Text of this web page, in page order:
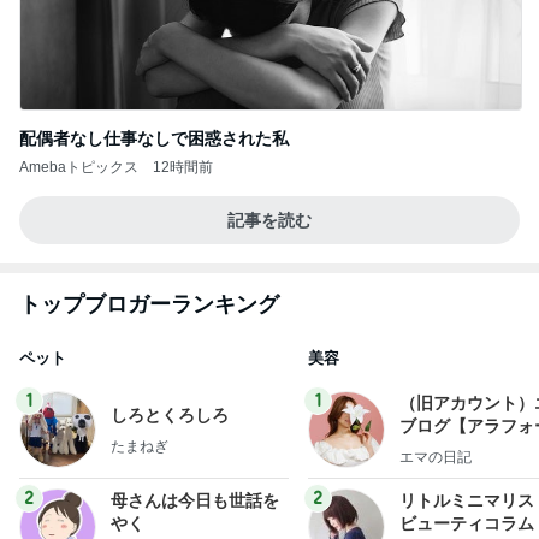
配偶者なし仕事なしで困惑された私
Amebaトピックス 12時間前
記事を読む
トップブロガーランキング
ペット
1
しろとくろしろ
たまねぎ
2
母さんは今日も世話を
やく
美容
1
（旧アカウント
ブログ【アラフォ
社売却セカンドラ
エマの日記
2
リトルミニマリス
ビューティコラ